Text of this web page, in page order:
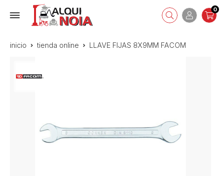
0
inicio tienda online LLAVE FIJAS 8X9MM FACOM